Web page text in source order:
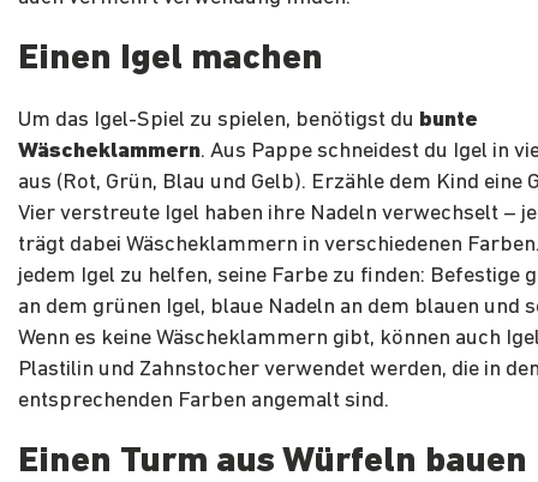
Einen Igel machen
Um das Igel-Spiel zu spielen, benötigst du bunte
Wäscheklammern. Aus Pappe schneidest du Igel in
aus (Rot, Grün, Blau und Gelb). Erzähle dem Kind eine
Vier verstreute Igel haben ihre Nadeln verwechselt –
trägt dabei Wäscheklammern in verschiedenen
jedem Igel zu helfen, seine Farbe zu finden: Befestige
an dem grünen Igel, blaue Nadeln an dem blauen und
Wenn es keine Wäscheklammern gibt, können auch
Plastilin und Zahnstocher verwendet werden, die in
entsprechenden Farben angemalt sind.
Einen Turm aus Würfeln bauen